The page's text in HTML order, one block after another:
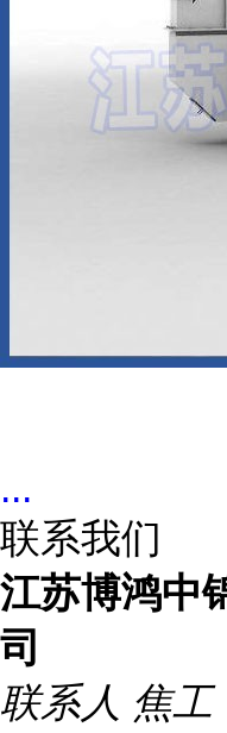
...
联系我们
江苏博鸿中
司
联系人 焦工